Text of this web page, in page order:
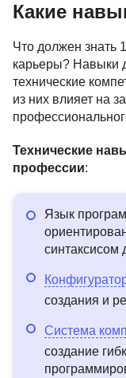
Какие
Что должен знать
карьеры? Навыки
технические
из них влияет на
Технические
профессии:
Язык
создания и
Система
создание